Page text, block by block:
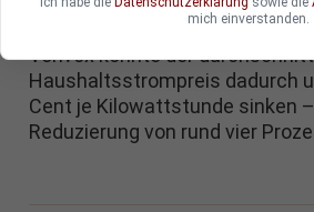
Nach Berechnungen des
Verivox könnte der
Haushaltsstrompreis dadurch
Cent je Kilowattstunde sinken
Reduzierung von rund vier
mich einverstanden.